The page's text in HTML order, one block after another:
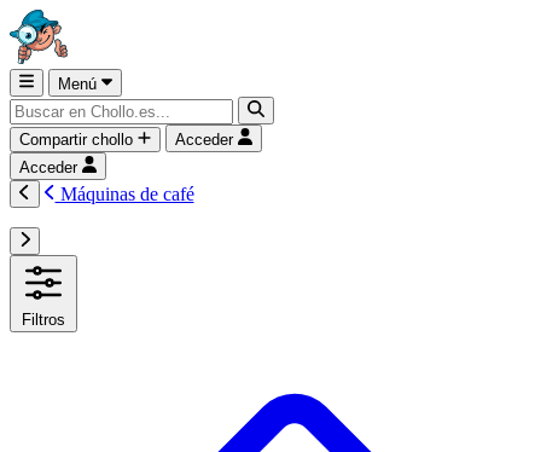
Menú
Compartir chollo
Acceder
Acceder
Máquinas de café
Filtros